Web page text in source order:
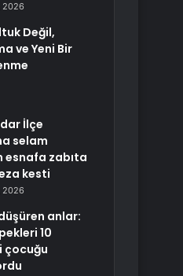
2026
Değil,
ve Yeni Bir
İlçe
selam
esnafa zabıta
kesti
2026
anlar:
10
çocuğu